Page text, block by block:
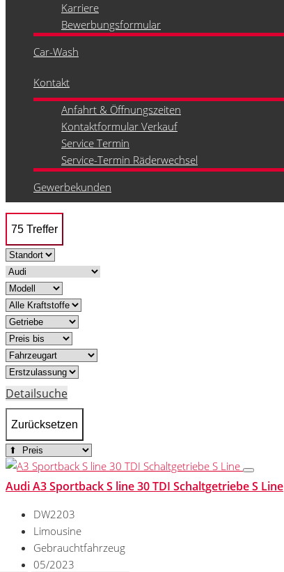
Karriere
Bewerbungsformular
Car-Wash
Kontakt
Anfahrt & Öffnungszeiten
Kontaktformular Verkauf
Service Termin
Service-Termin Räderwechsel
Gewerbekunden
75 Treffer
Detailsuche
Zurücksetzen
Audi A3 Sportback S line 30 TDI Schaltgetriebe S Line
DW2203
Limousine
Gebrauchtfahrzeug
05/2023